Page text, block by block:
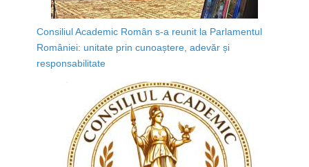
Consiliul Academic Român s-a reunit la Parlamentul
României: unitate prin cunoaștere, adevăr și
responsabilitate